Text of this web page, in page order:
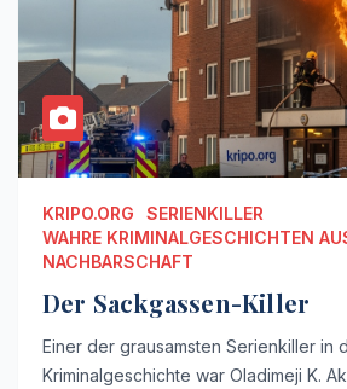
KRIPO.ORG
SERIENKILLER
WAHRE KRIMINALGESCHICHTEN
NACHBARSCHAFT
Der Sackgassen-Killer
Einer der grausamsten Serienkiller in
Kriminalgeschichte war Oladimeji K.